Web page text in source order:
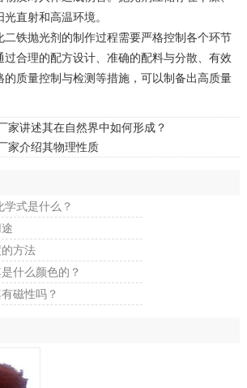
直射和高温环境。
铁抛光剂的制作过程需要严格控制各个环节
过合理的配方设计、准确的配料与分散、有效
的质量控制与检测等措施，可以制备出高质量
家讲述其在自然界中如何形成？
家介绍其物理性质
式是什么？
方法
什么颜色的？
磁性吗？